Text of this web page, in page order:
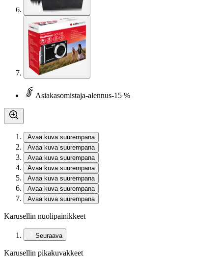
Asiakasomistaja-alennus-15 %
Avaa kuva suurempana
Avaa kuva suurempana
Avaa kuva suurempana
Avaa kuva suurempana
Avaa kuva suurempana
Avaa kuva suurempana
Avaa kuva suurempana
Karusellin nuolipainikkeet
Seuraava
Karusellin pikakuvakkeet